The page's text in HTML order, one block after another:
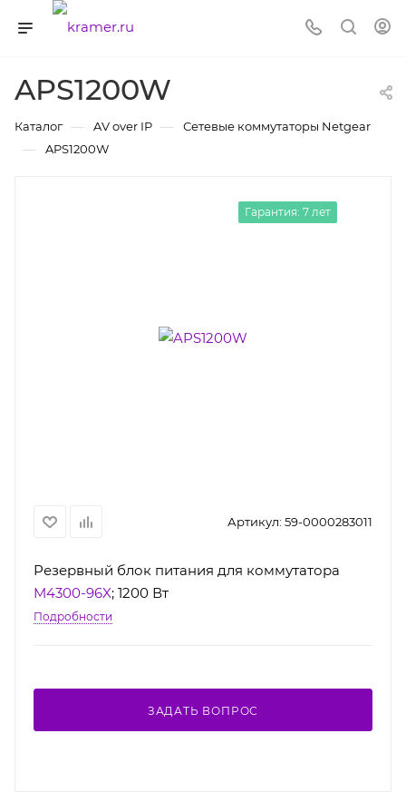
APS1200W
Каталог — AV over IP — Сетевые коммутаторы Netgear
— APS1200W
Гарантия: 7 лет
Артикул: 59-0000283011
Резервный блок питания для коммутатора
M4300-96X; 1200 Вт
Подробности
ЗАДАТЬ ВОПРОС